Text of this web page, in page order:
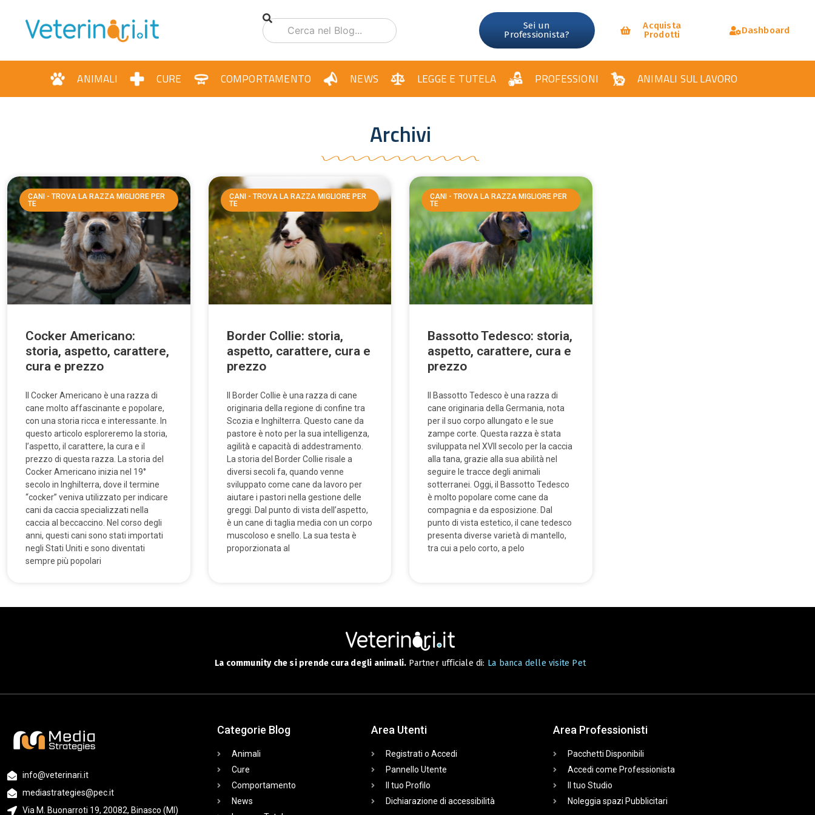
Sei un
Professionista?
Acquista
Prodotti
Dashboard
ANIMALI CURE COMPORTAMENTO NEWS LEGGE E TUTELA PROFESSIONI ANIMALI SUL LAVORO
Archivi
CANI - TROVA LA RAZZA MIGLIORE PER
TE
Cocker Americano:
storia, aspetto, carattere,
cura e prezzo
Il Cocker Americano è una razza di
cane molto affascinante e popolare,
con una storia ricca e interessante. In
questo articolo esploreremo la storia,
l’aspetto, il carattere, la cura e il
prezzo di questa razza. La storia del
Cocker Americano inizia nel 19°
secolo in Inghilterra, dove il termine
“cocker” veniva utilizzato per indicare
cani da caccia specializzati nella
caccia al beccaccino. Nel corso degli
anni, questi cani sono stati importati
negli Stati Uniti e sono diventati
sempre più popolari
CANI - TROVA LA RAZZA MIGLIORE PER
TE
Border Collie: storia,
aspetto, carattere, cura e
prezzo
Il Border Collie è una razza di cane
originaria della regione di confine tra
Scozia e Inghilterra. Questo cane da
pastore è noto per la sua intelligenza,
agilità e capacità di addestramento.
La storia del Border Collie risale a
diversi secoli fa, quando venne
sviluppato come cane da lavoro per
aiutare i pastori nella gestione delle
greggi. Dal punto di vista dell’aspetto,
è un cane di taglia media con un corpo
muscoloso e snello. La sua testa è
proporzionata al
CANI - TROVA LA RAZZA MIGLIORE PER
TE
Bassotto Tedesco: storia,
aspetto, carattere, cura e
prezzo
Il Bassotto Tedesco è una razza di
cane originaria della Germania, nota
per il suo corpo allungato e le sue
zampe corte. Questa razza è stata
sviluppata nel XVII secolo per la caccia
alla tana, grazie alla sua abilità nel
seguire le tracce degli animali
sotterranei. Oggi, il Bassotto Tedesco
è molto popolare come cane da
compagnia e da esposizione. Dal
punto di vista estetico, il cane tedesco
presenta diverse varietà di mantello,
tra cui a pelo corto, a pelo
La community che si prende cura degli animali. Partner ufficiale di: La banca delle visite Pet
info@veterinari.it
mediastrategies@pec.it
Via M. Buonarroti 19, 20082, Binasco (MI)
Categorie Blog
Animali
Cure
Comportamento
News
Area Utenti
Registrati o Accedi
Pannello Utente
Il tuo Profilo
Dichiarazione di accessibilità
Area Professionisti
Pacchetti Disponibili
Accedi come Professionista
Il tuo Studio
Noleggia spazi Pubblicitari